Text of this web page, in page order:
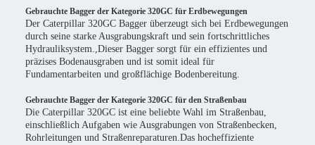
Gebrauchte Bagger der Kategorie 320GC für Erdbewegungen
Der Caterpillar 320GC Bagger überzeugt sich bei Erdbewegungen
durch seine starke Ausgrabungskraft und sein fortschrittliches
Hydrauliksystem.,Dieser Bagger sorgt für ein effizientes und
präzises Bodenausgraben und ist somit ideal für
Fundamentarbeiten und großflächige Bodenbereitung.
Gebrauchte Bagger der Kategorie 320GC für den Straßenbau
Die Caterpillar 320GC ist eine beliebte Wahl im Straßenbau,
einschließlich Aufgaben wie Ausgrabungen von Straßenbecken,
Rohrleitungen und Straßenreparaturen.Das hocheffiziente